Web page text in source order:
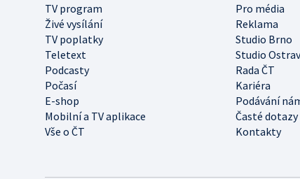
TV program
Pro média
Živé vysílání
Reklama
TV poplatky
Studio Brno
Teletext
Studio
Podcasty
Rada ČT
Počasí
Kariéra
E-shop
Podávání
Mobilní a TV aplikace
Časté dotazy
Vše o ČT
Kontakty